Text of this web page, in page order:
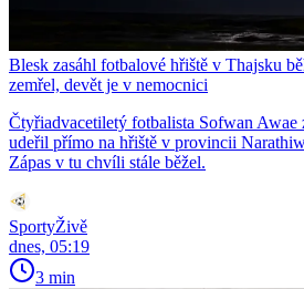
Blesk zasáhl fotbalové hřiště v Thajsku
zemřel, devět je v nemocnici
Čtyřiadvacetiletý fotbalista Sofwan Awae
udeřil přímo na hřiště v provincii
Zápas v tu chvíli stále běžel.
SportyŽivě
dnes, 05:19
3 min